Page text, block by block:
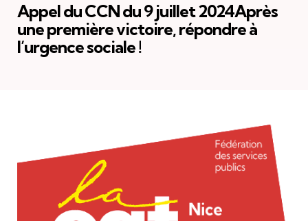
Appel du CCN du 9 juillet 2024Après
une première victoire, répondre à
l’urgence sociale !